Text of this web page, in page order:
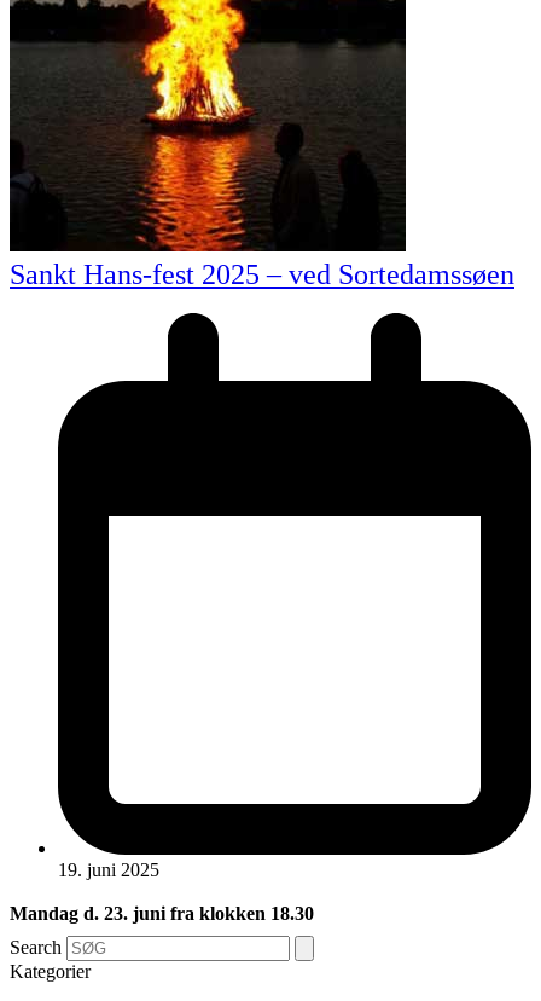
Sankt Hans-fest 2025 – ved Sortedamssøen
19. juni 2025
Mandag d. 23. juni fra klokken 18.30
Search
Kategorier